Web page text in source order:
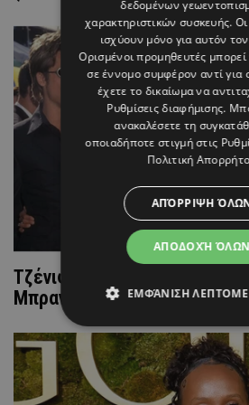
Τζένιφερ Άνιστον: Η
Μπραντ Πιτ – Έτσι τον
δεδομένων
χαρακτηριστικών συσκευής.
ισχύουν μόνο για αυτόν
Ορισμένοι προμηθευτές
σε έννομο συμφέρον αντί για
έχετε το δικαίωμα να
Ρυθμίσεις διαφήμισης.
ανακαλέσετε τη
οποιαδήποτε στιγμή στις
Πολιτική
ΑΠΟΔΟΧΉ ΌΛΩΝ
ΑΠΌΡΡΙΨΗ
ΕΜΦΆΝΙΣΗ